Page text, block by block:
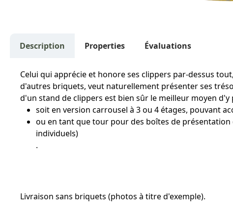
Description Properties Évaluations
Celui qui apprécie et honore ses clippers par-dessus
d'autres briquets, veut naturellement présenter ses
d'un stand de clippers est bien sûr le meilleur moyen d'y
soit en version carrousel à 3 ou 4 étages, pouvant
ou en tant que tour pour des boîtes de
individuels)
.
Livraison sans briquets (photos à titre d'exemple).